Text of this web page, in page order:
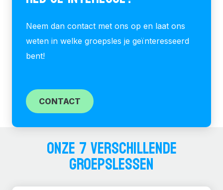
Neem dan contact met ons op en laat ons
weten in welke groepsles je geïnteresseerd
bent!
CONTACT
ONZE 7 VERSCHILLENDE
GROEPSLESSEN